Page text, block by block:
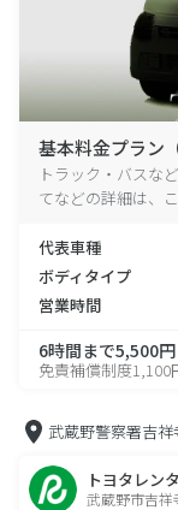
基本料金プラン
トラック・バスな
てなどの詳細は、
代表車種
ボディタイプ
営業時間
6時間まで5,500円
免責補償制度1,100
武蔵野警察署吉
トヨタレン
武蔵野市吉祥